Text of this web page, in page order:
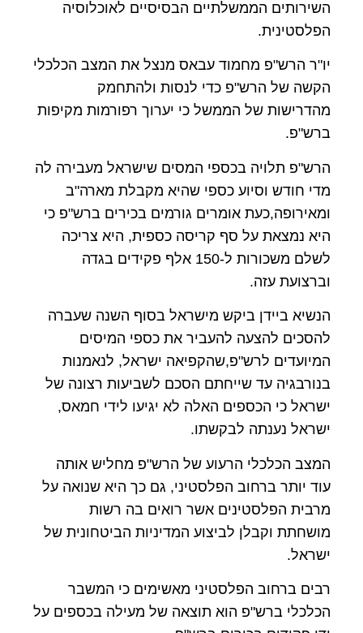
השירותים הממשלתיים הבסיסיים לאוכלוסיה
הפלסטינית.
יו"ר הרש"פ מחמוד עבאס מנצל את המצב הכלכלי
הקשה של הרש"פ כדי לנסות ולהתחמק
מהדרישות של הממשל כי יערוך רפורמות מקיפות
ברש"פ.
הרש"פ תלויה בכספי המסים שישראל מעבירה לה
מדי חודש וסיוע כספי שהיא מקבלת מארה"ב
ומאירופה,כעת אומרים גורמים בכירים ברש"פ כי
היא נמצאת על סף קריסה כספית, היא צריכה
לשלם משכורות ל-150 אלף פקידים בגדה
וברצועת עזה.
הנשיא ביידן ביקש מישראל בסוף השנה שעברה
להסכים להצעה להעביר את כספי המיסים
המיועדים לרש"פ,שהקפיאה ישראל, לנאמנות
בנורבגיה עד שייחתם הסכם לשביעות רצונה של
ישראל כי הכספים האלה לא יגיעו לידי חמאס,
ישראל נענתה לבקשתו.
המצב הכלכלי הרעוע של הרש"פ מחליש אותה
עוד יותר ברחוב הפלסטיני, גם כך היא שנואה על
מרבית הפלסטינים אשר רואים בה רשות
מושחתת וקבלן לביצוע המדיניות הביטחונית של
ישראל.
רבים ברחוב הפלסטיני מאשימים כי המשבר
הכלכלי ברש"פ הוא תוצאה של מעילה בכספים על